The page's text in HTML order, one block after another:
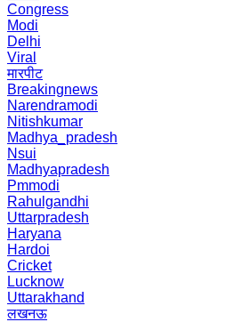
Congress
Modi
Delhi
Viral
मारपीट
Breakingnews
Narendramodi
Nitishkumar
Madhya_pradesh
Nsui
Madhyapradesh
Pmmodi
Rahulgandhi
Uttarpradesh
Haryana
Hardoi
Cricket
Lucknow
Uttarakhand
लखनऊ